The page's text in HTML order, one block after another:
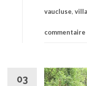
vaucluse,
commentaire
03